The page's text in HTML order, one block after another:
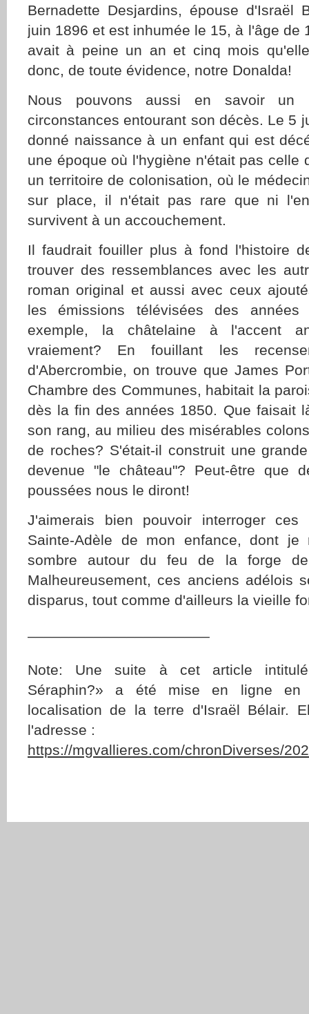
Bernadette Desjardins, épouse d'Israël
juin 1896 et est inhumée le 15, à l'âge de
avait à peine un an et cinq mois
donc, de toute évidence, notre Donalda!
Nous pouvons aussi en savoir
circonstances entourant son décès. Le 5
donné naissance à un enfant qui est
une époque où l'hygiène n'était pas celle
un territoire de colonisation, où le
sur place, il n'était pas rare que ni
survivent à un accouchement.
Il faudrait fouiller plus à fond l'histoire
trouver des ressemblances avec les
roman original et aussi avec ceux
les émissions télévisées des
exemple, la châtelaine à l'accent
vraiement? En fouillant les
d'Abercrombie, on trouve que James
Chambre des Communes, habitait la
dès la fin des années 1850. Que faisait
son rang, au milieu des misérables
de roches? S'était-il construit une
devenue "le château"? Peut-être que
poussées nous le diront!
J'aimerais bien pouvoir interroger ces
Sainte-Adèle de mon enfance, dont je
sombre autour du feu de la forge
Malheureusement, ces anciens adélois
disparus, tout comme d'ailleurs la vieille
Note: Une suite à cet article
Séraphin?» a été mise en ligne
localisation de la terre d'Israël Bélair.
l'adresse :
https://mgvallieres.com/chronDiverses/